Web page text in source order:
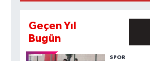
Geçen Yıl
Bugün
SPOR